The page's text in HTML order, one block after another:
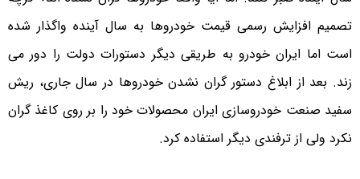
تصمیم افزایش رسمی قیمت خودروها به سال آینده واگذار شده
است اما ایران خودرو به طریقی دیگر دستورات دولت را دور می
زند. بعد از ابلاغ دستور گران نشدن خودروها در سال جاری، ریش
سفید صنعت خودروسازی ایران محصولات خود را بر روی کاغذ گران
نکرد ولی از ترفندی دیگر استفاده کرد.